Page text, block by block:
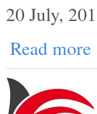
20 July,
Read more